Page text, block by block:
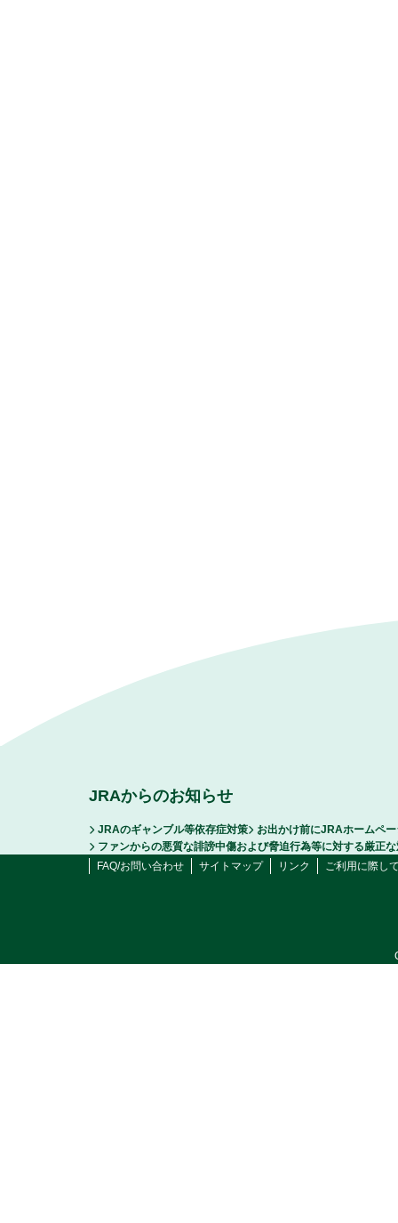
JRAからのお知らせ
JRAのギャンブル等依存症対策
お出かけ前にJRAホームペ
ファンからの悪質な誹謗中傷および脅迫行為等に対する厳正
FAQ/お問い合わせ
サイトマップ リンク ご利用に際し